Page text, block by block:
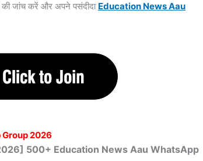
की जांच करें और अपने पसंदीदा Education News Aau
2026
500+ Education News Aau WhatsApp